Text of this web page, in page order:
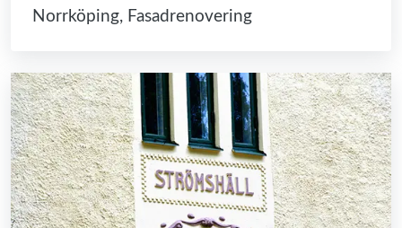
Norrköping, Fasadrenovering